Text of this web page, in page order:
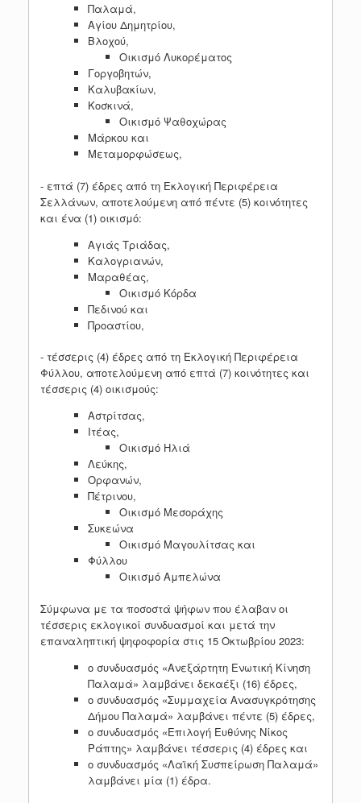
Παλαμά,
Αγίου Δημητρίου,
Βλοχού,
Οικισμό Λυκορέματος
Γοργοβητών,
Καλυβακίων,
Κοσκινά,
Οικισμό Ψαθοχώρας
Μάρκου και
Μεταμορφώσεως,
- επτά (7) έδρες από τη Εκλογική Περιφέρεια
Σελλάνων, αποτελούμενη από πέντε (5) κοινότητες
και ένα (1) οικισμό:
Αγιάς Τριάδας,
Καλογριανών,
Μαραθέας,
Οικισμό Κόρδα
Πεδινού και
Προαστίου,
- τέσσερις (4) έδρες από τη Εκλογική Περιφέρεια
Φύλλου, αποτελούμενη από επτά (7) κοινότητες και
τέσσερις (4) οικισμούς:
Αστρίτσας,
Ιτέας,
Οικισμό Ηλιά
Λεύκης,
Ορφανών,
Πέτρινου,
Οικισμό Μεσοράχης
Συκεώνα
Οικισμό Μαγουλίτσας και
Φύλλου
Οικισμό Αμπελώνα
Σύμφωνα με τα ποσοστά ψήφων που έλαβαν οι
τέσσερις εκλογικοί συνδυασμοί και μετά την
επαναληπτική ψηφοφορία στις 15 Οκτωβρίου 2023:
ο συνδυασμός «Ανεξάρτητη Ενωτική Κίνηση
Παλαμά» λαμβάνει δεκαέξι (16) έδρες,
ο συνδυασμός «Συμμαχεία Ανασυγκρότησης
Δήμου Παλαμά» λαμβάνει πέντε (5) έδρες,
ο συνδυασμός «Επιλογή Ευθύνης Νίκος
Ράπτης» λαμβάνει τέσσερις (4) έδρες και
ο συνδυασμός «Λαϊκή Συσπείρωση Παλαμά»
λαμβάνει μία (1) έδρα.